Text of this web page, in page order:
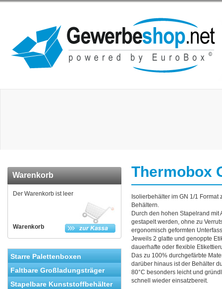
Warenkorb
Warenkorb
Der Warenkorb ist leer
Starre Palettenboxen
Faltbare Großladungsträger
Stapelbare Kunststoffbehälter
Thermobox
Isolierbehälter im GN 1/1
Behältern.
Durch den hohen Stapelrand
gestapelt werden, ohne zu
ergonomisch geformten
Jeweils 2 glatte und genoppte
dauerhafte oder flexible
Das zu 100% durchgefärbte
darüber hinaus ist der Behälter
80°C besonders leicht und
schnell wieder einsatzbereit.